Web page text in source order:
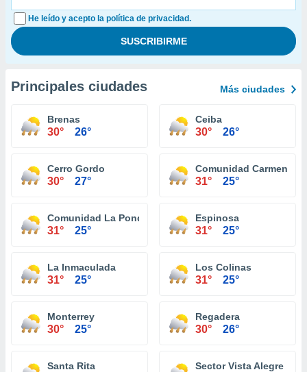
He leído y acepto la política de privacidad.
Principales ciudades Más ciudades
Brenas
30° 26°
Ceiba
30° 26°
Cerro Gordo
30° 27°
Comunidad Carmen
31° 25°
Comunidad La Ponderosa
31° 25°
Espinosa
31° 25°
La Inmaculada
31° 25°
Los Colinas
31° 25°
Monterrey
30° 25°
Regadera
30° 26°
Santa Rita Sector Vista Alegre